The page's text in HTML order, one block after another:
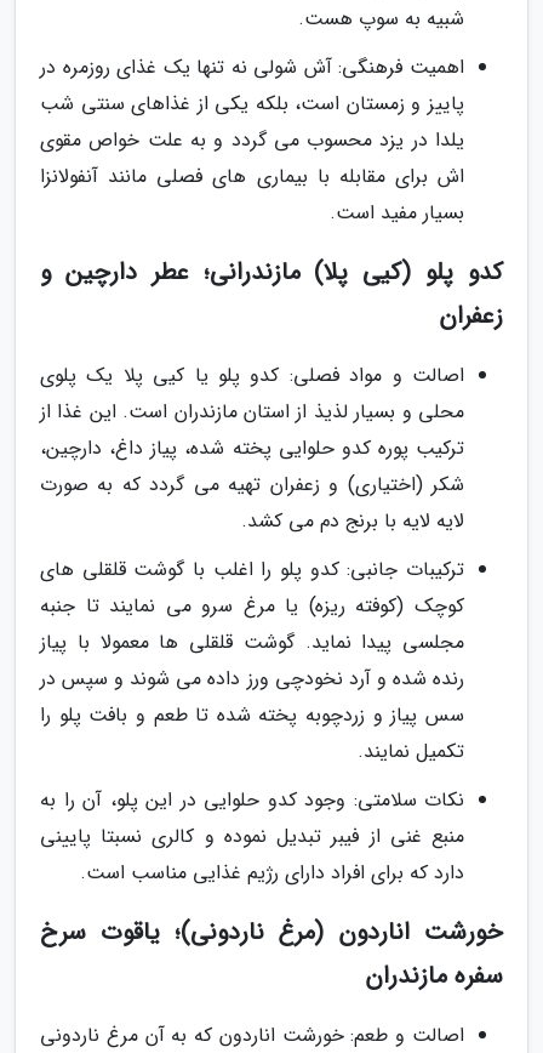
شبیه به سوپ هست.
اهمیت فرهنگی: آش شولی نه تنها یک غذای روزمره در
پاییز و زمستان است، بلکه یکی از غذاهای سنتی شب
یلدا در یزد محسوب می گردد و به علت خواص مقوی
اش برای مقابله با بیماری های فصلی مانند آنفولانزا
بسیار مفید است.
کدو پلو (کیی پلا) مازندرانی؛ عطر دارچین و
زعفران
اصالت و مواد فصلی: کدو پلو یا کیی پلا یک پلوی
محلی و بسیار لذیذ از استان مازندران است. این غذا از
ترکیب پوره کدو حلوایی پخته شده، پیاز داغ، دارچین،
شکر (اختیاری) و زعفران تهیه می گردد که به صورت
لایه لایه با برنج دم می کشد.
ترکیبات جانبی: کدو پلو را اغلب با گوشت قلقلی های
کوچک (کوفته ریزه) یا مرغ سرو می نمایند تا جنبه
مجلسی پیدا نماید. گوشت قلقلی ها معمولا با پیاز
رنده شده و آرد نخودچی ورز داده می شوند و سپس در
سس پیاز و زردچوبه پخته شده تا طعم و بافت پلو را
تکمیل نمایند.
نکات سلامتی: وجود کدو حلوایی در این پلو، آن را به
منبع غنی از فیبر تبدیل نموده و کالری نسبتا پایینی
دارد که برای افراد دارای رژیم غذایی مناسب است.
خورشت اناردون (مرغ ناردونی)؛ یاقوت سرخ
سفره مازندران
اصالت و طعم: خورشت اناردون که به آن مرغ ناردونی